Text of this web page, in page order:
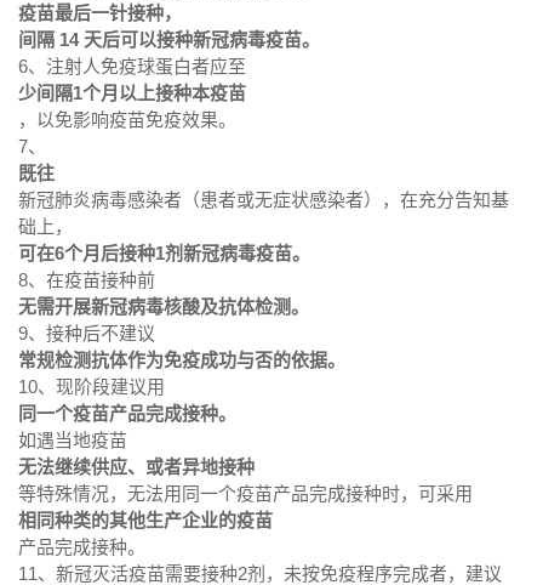
疫苗最后一针接种，
间隔 14 天后可以接种新冠病毒疫苗。
6、注射人免疫球蛋白者应至
少间隔1个月以上接种本疫苗
，以免影响疫苗免疫效果。
7、
既往
新冠肺炎病毒感染者（患者或无症状感染者），在充分告知基
础上，
可在6个月后接种1剂新冠病毒疫苗。
8、在疫苗接种前
无需开展新冠病毒核酸及抗体检测。
9、接种后不建议
常规检测抗体作为免疫成功与否的依据。
10、现阶段建议用
同一个疫苗产品完成接种。
如遇当地疫苗
无法继续供应、或者异地接种
等特殊情况，无法用同一个疫苗产品完成接种时，可采用
相同种类的其他生产企业的疫苗
产品完成接种。
11、新冠灭活疫苗需要接种2剂，未按免疫程序完成者，建议